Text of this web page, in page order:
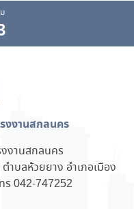
งานสกลนคร
งานสกลนคร
ำบลห้วยยาง อำเภอเมือง
ร 042-747252